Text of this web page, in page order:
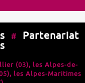
# Partenariat
(03), les Alpes-de-
, les Alpes-Maritimes